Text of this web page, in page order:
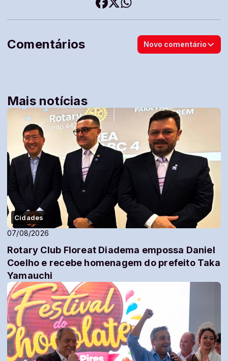
Comentários Novo comentário
Mais notícias
Cidades
07/08/2026
Rotary Club Floreat Diadema empossa Daniel
Coelho e recebe homenagem do prefeito Taka
Yamauchi